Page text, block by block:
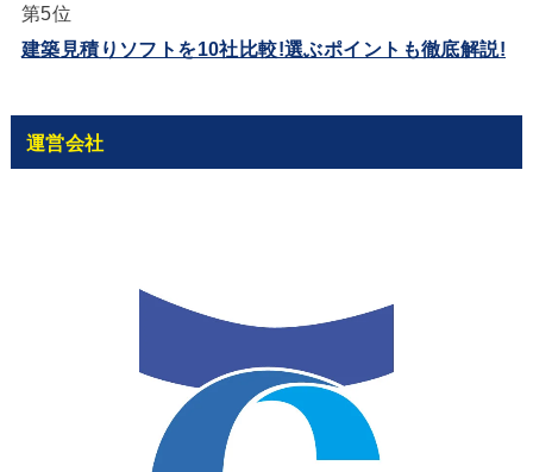
第5位
建築見積りソフトを10社比較!選ぶポイントも徹底解説!
運営会社